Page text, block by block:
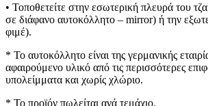
• Τοποθετείτε στην εσωτερική πλευρά του
σε διάφανο αυτοκόλλητο – mirror) ή την
φιμέ).
* Το αυτοκόλλητο είναι της γερμανικής
αφαιρούμενο υλικό από τις περισσότερες
υπολείμματα και χωρίς χλώριο.
* Το προϊόν πωλείται ανά τεμάχιο.